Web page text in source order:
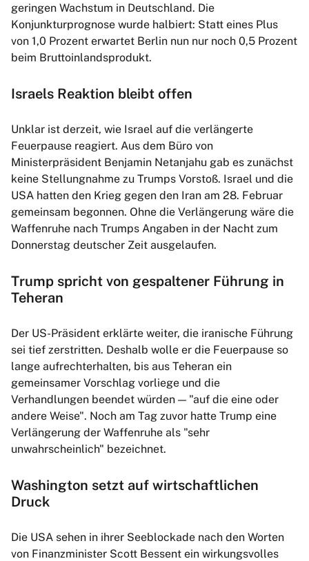
geringen Wachstum in Deutschland. Die
Konjunkturprognose wurde halbiert: Statt eines Plus
von 1,0 Prozent erwartet Berlin nun nur noch 0,5 Prozent
beim Bruttoinlandsprodukt.
Israels Reaktion bleibt offen
Unklar ist derzeit, wie Israel auf die verlängerte
Feuerpause reagiert. Aus dem Büro von
Ministerpräsident Benjamin Netanjahu gab es zunächst
keine Stellungnahme zu Trumps Vorstoß. Israel und die
USA hatten den Krieg gegen den Iran am 28. Februar
gemeinsam begonnen. Ohne die Verlängerung wäre die
Waffenruhe nach Trumps Angaben in der Nacht zum
Donnerstag deutscher Zeit ausgelaufen.
Trump spricht von gespaltener Führung in
Teheran
Der US-Präsident erklärte weiter, die iranische Führung
sei tief zerstritten. Deshalb wolle er die Feuerpause so
lange aufrechterhalten, bis aus Teheran ein
gemeinsamer Vorschlag vorliege und die
Verhandlungen beendet würden — "auf die eine oder
andere Weise". Noch am Tag zuvor hatte Trump eine
Verlängerung der Waffenruhe als "sehr
unwahrscheinlich" bezeichnet.
Washington setzt auf wirtschaftlichen
Druck
Die USA sehen in ihrer Seeblockade nach den Worten
von Finanzminister Scott Bessent ein wirkungsvolles